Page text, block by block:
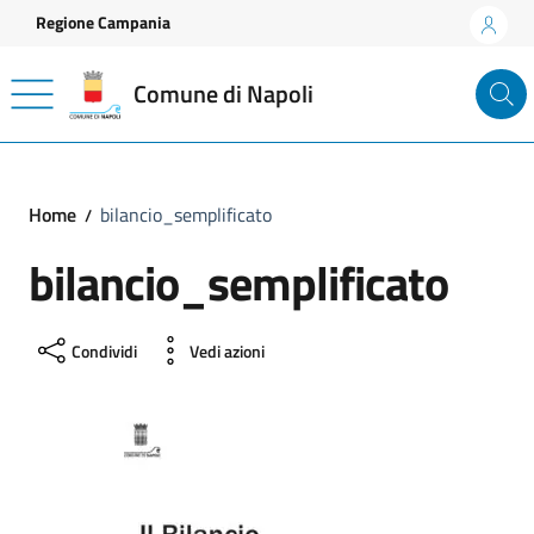
Vai ai contenuti
Vai al footer
Regione Campania
Comune di Napoli
Home bilancio_semplificato
bilancio_semplificato
Condividi Vedi azioni